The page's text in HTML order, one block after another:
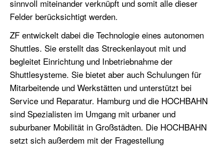
sinnvoll miteinander verknüpft und somit alle dieser
Felder berücksichtigt werden.
ZF entwickelt dabei die Technologie eines autonomen
Shuttles. Sie erstellt das Streckenlayout mit und
begleitet Einrichtung und Inbetriebnahme der
Shuttlesysteme. Sie bietet aber auch Schulungen für
Mitarbeitende und Werkstätten und unterstützt bei
Service und Reparatur. Hamburg und die HOCHBAHN
sind Spezialisten im Umgang mit urbaner und
suburbaner Mobilität in Großstädten. Die HOCHBAHN
setzt sich außerdem mit der Fragestellung